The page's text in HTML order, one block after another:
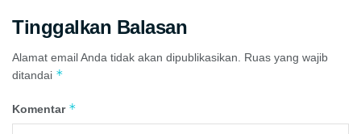
Tinggalkan Balasan
Alamat email Anda tidak akan dipublikasikan. Ruas yang wajib
ditandai *
Komentar *